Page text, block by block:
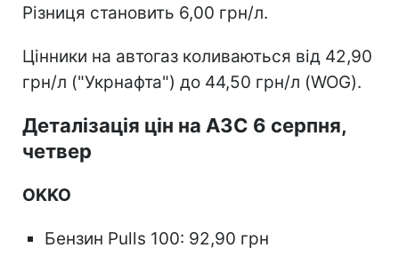
Різниця становить 6,00 грн/л.
Цінники на автогаз коливаються від 42,90
грн/л ("Укрнафта") до 44,50 грн/л (WOG).
Деталізація цін на АЗС 6 серпня,
четвер
OKKO
Бензин Pulls 100: 92,90 грн